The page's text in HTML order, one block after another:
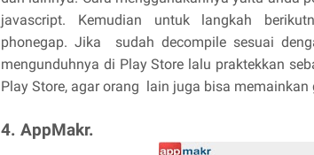
javascript. Kemudian untuk langkah
phonegap. Jika sudah decompile sesuai
mengunduhnya di Play Store lalu praktekkan
Play Store, agar orang lain juga bisa
4. AppMakr.